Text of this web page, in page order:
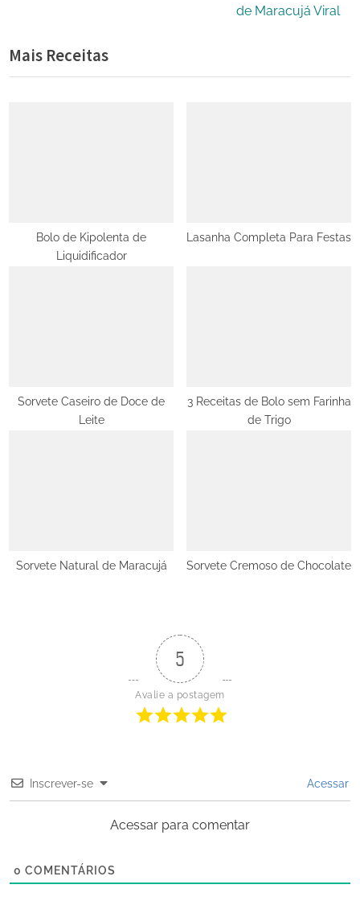
o
u
t
P
de Maracujá Viral
Mais Receitas
Bolo de Kipolenta de
Liquidificador
Lasanha Completa Para Festas
Sorvete Caseiro de Doce de
Leite
3 Receitas de Bolo sem Farinha
de Trigo
Sorvete Natural de Maracujá Sorvete Cremoso de Chocolate
5
Avalie a postagem
Inscrever-se Acessar
Acessar para comentar
0 COMENTÁRIOS